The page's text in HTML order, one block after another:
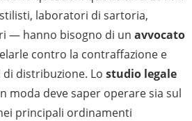
laboratori di sartoria,
— hanno bisogno di un avvocato
contro la contraffazione e
distribuzione. Lo studio legale
moda deve saper operare sia sul
principali ordinamenti